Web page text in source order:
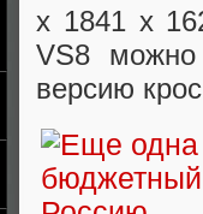
х 1841 х
VS8 можно
версию